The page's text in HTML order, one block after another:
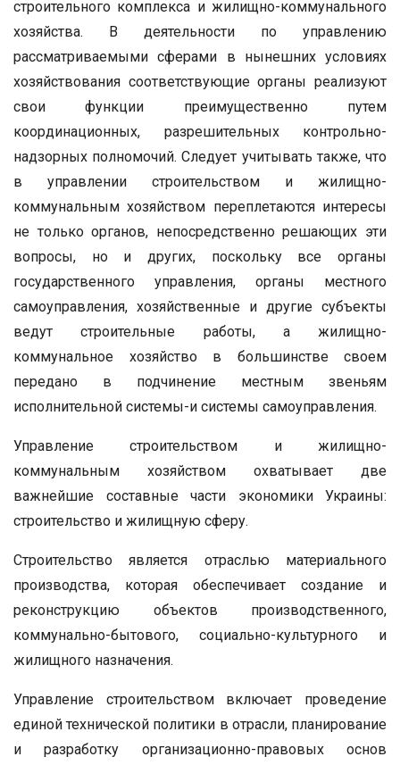
строительного комплекса и жилищно-коммунального
хозяйства. В деятельности по управлению
рассматриваемыми сферами в нынешних условиях
хозяйствования соответствующие органы реализуют
свои функции преимущественно путем
координационных, разрешительных контрольно-
надзорных полномочий. Следует учитывать также, что
в управлении строительством и жилищно-
коммунальным хозяйством переплетаются интересы
не только органов, непосредственно решающих эти
вопросы, но и других, поскольку все органы
государственного управления, органы местного
самоуправления, хозяйственные и другие субъекты
ведут строительные работы, а жилищно-
коммунальное хозяйство в большинстве своем
передано в подчинение местным звеньям
исполнительной системы-и системы самоуправления.
Управление строительством и жилищно-
коммунальным хозяйством охватывает две
важнейшие составные части экономики Украины:
строительство и жилищную сферу.
Строительство является отраслью материального
производства, которая обеспечивает создание и
реконструкцию объектов производственного,
коммунально-бытового, социально-культурного и
жилищного назначения.
Управление строительством включает проведение
единой технической политики в отрасли, планирование
и разработку организационно-правовых основ